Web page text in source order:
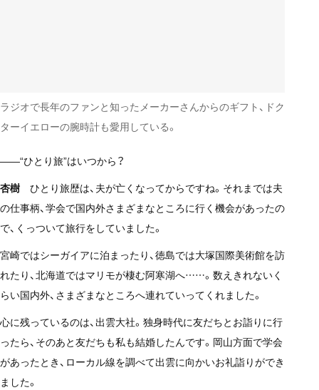
ラジオで長年のファンと知ったメーカーさんからのギフト、ドク
ターイエローの腕時計も愛用している。
——“ひとり旅”はいつから？
杏樹 ひとり旅歴は、夫が亡くなってからですね。それまでは夫
の仕事柄、学会で国内外さまざまなところに行く機会があったの
で、くっついて旅行をしていました。
宮崎ではシーガイアに泊まったり、徳島では大塚国際美術館を訪
れたり、北海道ではマリモが棲む阿寒湖へ……。数えきれないく
らい国内外、さまざまなところへ連れていってくれました。
心に残っているのは、出雲大社。独身時代に友だちとお詣りに行
ったら、そのあと友だちも私も結婚したんです。岡山方面で学会
があったとき、ローカル線を調べて出雲に向かいお礼詣りができ
ました。